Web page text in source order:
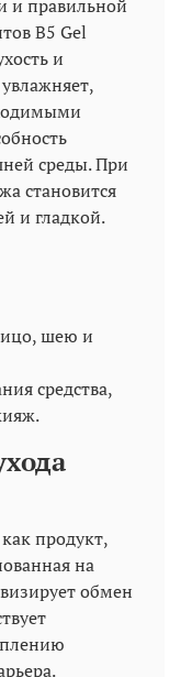
и правильной
B5 Gel
и
среды. При
становится
и гладкой.
шею и
средства,
продукт,
на
обмен